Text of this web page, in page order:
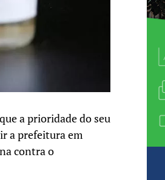
a prioridade do seu
a prefeitura em
contra o